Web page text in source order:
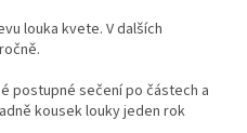
louka kvete. V dalších
ročně.
postupné sečení po částech a
kousek louky jeden rok